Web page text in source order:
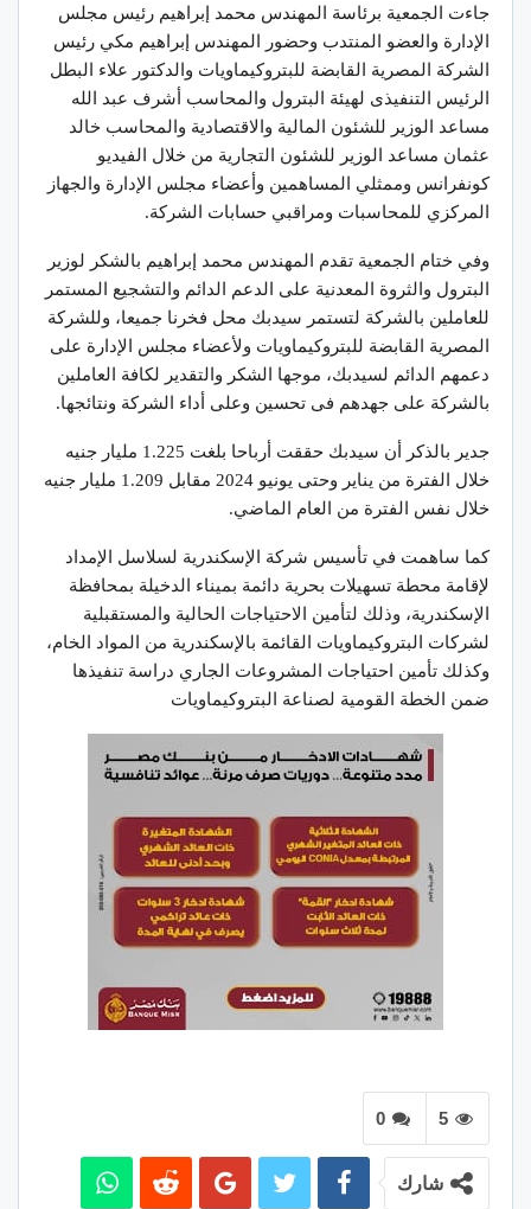
جاءت الجمعية برئاسة المهندس محمد إبراهيم رئيس مجلس
الإدارة والعضو المنتدب وحضور المهندس إبراهيم مكي رئيس
الشركة المصرية القابضة للبتروكيماويات والدكتور علاء البطل
الرئيس التنفيذى لهيئة البترول والمحاسب أشرف عبد الله
مساعد الوزير للشئون المالية والاقتصادية والمحاسب خالد
عثمان مساعد الوزير للشئون التجارية من خلال الفيديو
كونفرانس وممثلي المساهمين وأعضاء مجلس الإدارة والجهاز
المركزي للمحاسبات ومراقبي حسابات الشركة.
وفي ختام الجمعية تقدم المهندس محمد إبراهيم بالشكر لوزير
البترول والثروة المعدنية على الدعم الدائم والتشجيع المستمر
للعاملين بالشركة لتستمر سيدبك محل فخرنا جميعا، وللشركة
المصرية القابضة للبتروكيماويات ولأعضاء مجلس الإدارة على
دعمهم الدائم لسيدبك، موجها الشكر والتقدير لكافة العاملين
بالشركة على جهدهم فى تحسين وعلى أداء الشركة ونتائجها.
جدير بالذكر أن سيدبك حققت أرباحا بلغت 1.225 مليار جنيه
خلال الفترة من يناير وحتى يونيو 2024 مقابل 1.209 مليار جنيه
خلال نفس الفترة من العام الماضي.
كما ساهمت في تأسيس شركة الإسكندرية لسلاسل الإمداد
لإقامة محطة تسهيلات بحرية دائمة بميناء الدخيلة بمحافظة
الإسكندرية، وذلك لتأمين الاحتياجات الحالية والمستقبلية
لشركات البتروكيماويات القائمة بالإسكندرية من المواد الخام،
وكذلك تأمين احتياجات المشروعات الجاري دراسة تنفيذها
ضمن الخطة القومية لصناعة البتروكيماويات
0 5
شارك